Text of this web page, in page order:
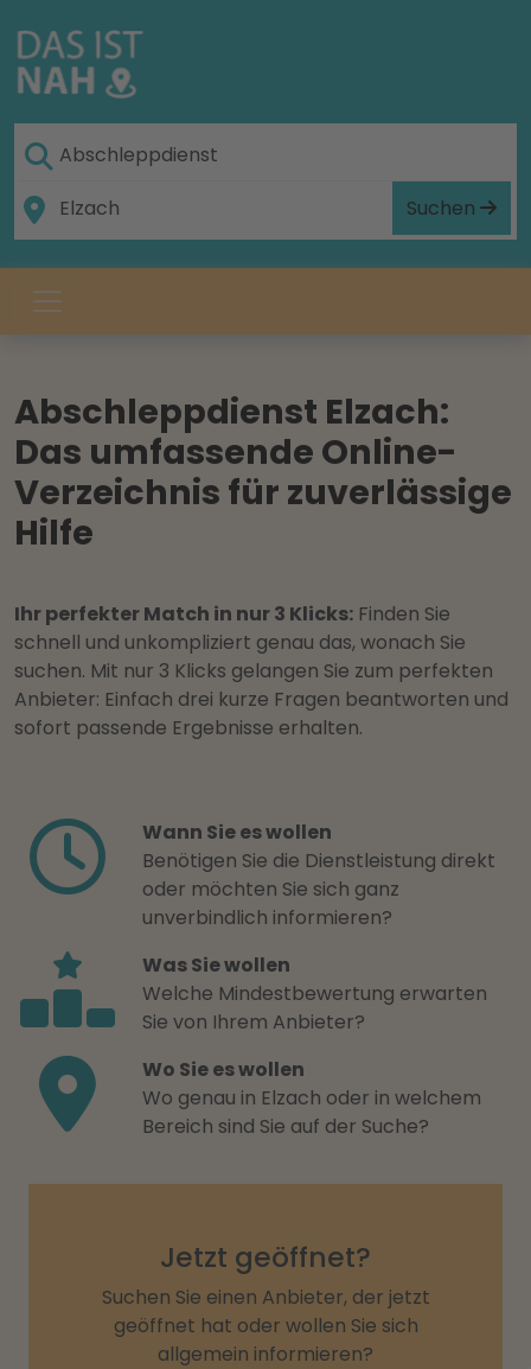
Suchen
Abschleppdienst Elzach:
Das umfassende Online-
Verzeichnis für zuverlässige
Hilfe
Ihr perfekter Match in nur 3 Klicks: Finden Sie
schnell und unkompliziert genau das, wonach Sie
suchen. Mit nur 3 Klicks gelangen Sie zum perfekten
Anbieter: Einfach drei kurze Fragen beantworten und
sofort passende Ergebnisse erhalten.
Wann Sie es wollen
Benötigen Sie die Dienstleistung direkt
oder möchten Sie sich ganz
unverbindlich informieren?
Was Sie wollen
Welche Mindestbewertung erwarten
Sie von Ihrem Anbieter?
Wo Sie es wollen
Wo genau in Elzach oder in welchem
Bereich sind Sie auf der Suche?
Jetzt geöffnet?
Suchen Sie einen Anbieter, der jetzt
geöffnet hat oder wollen Sie sich
allgemein informieren?